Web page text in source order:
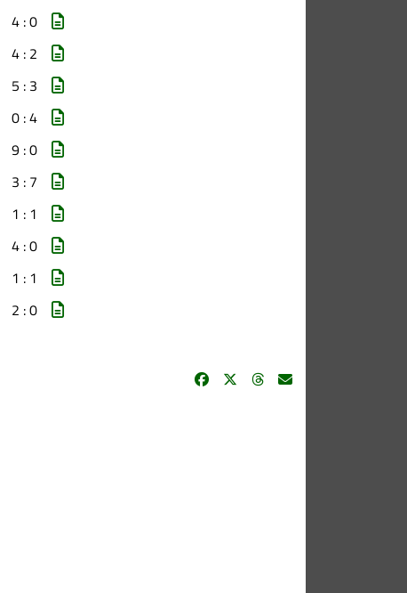
4 : 0
4 : 2
5 : 3
0 : 4
9 : 0
3 : 7
1 : 1
4 : 0
1 : 1
2 : 0